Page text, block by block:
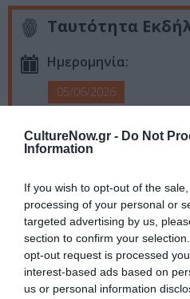
CultureNow.gr - Do Not
Information
If you wish to opt-out of the
processing of your personal or
targeted advertising by us,
section to confirm your
opt-out request is processed
interest-based ads based on
us or personal information
Ταυτότητα
Ημερομηνία:
05/06/2026
Τοποθεσία:
Λαμπράκης, Βασ. Σοφίας
Μέγαρο Μουσικής
Eισιτήρια: